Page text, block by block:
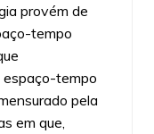
provém de
tempo
espaço-tempo
pela
em que,